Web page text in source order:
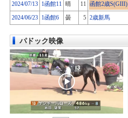
2024/07/13 1函館11 晴 11 函館2歳S(GIII)
2024/06/23 1函館6 曇 5 2歳新馬
パドック映像